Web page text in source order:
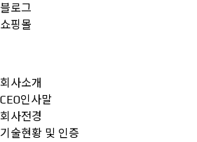
블로그
쇼핑몰
회사소개
CEO인사말
회사전경
기술현황 및 인증